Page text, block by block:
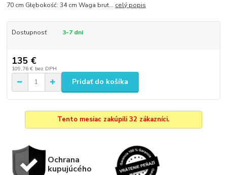
70 cm Głębokość: 34 cm Waga brut... celý popis
Dostupnosť 3-7 dni
135 €
109,76 € bez DPH
Pridať do košíka
Tento mesiac zakúpili 32 zákazníci.
Ochrana
kupujúcého